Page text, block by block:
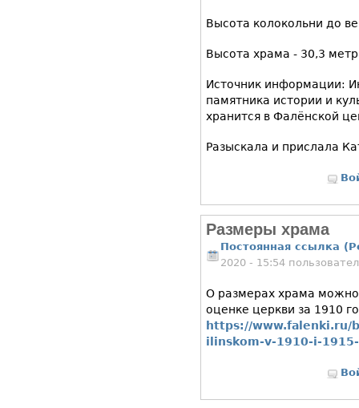
Высота колокольни до
Высота храма - 30,3
Источник информации:
памятника истории и
хранится в Фалёнской
Разыскала и прислала
Размеры храма
Постоянная ссылка
2020 - 15:54
О размерах храма можно
оценке церкви за 1910
https://www.falenki.ru/
ilinskom-v-1910-i-